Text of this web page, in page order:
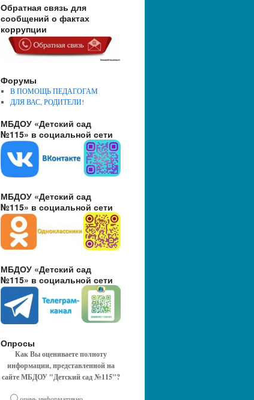
Обратная связь для
сообщений о фактах
коррупции
Форумы
В ПОМОЩЬ ПЕДАГОГАМ
ДЛЯ ВАС, РОДИТЕЛИ!
МБДОУ «Детский сад
№115» в социальной сети
МБДОУ «Детский сад
№115» в социальной сети
МБДОУ «Детский сад
№115» в социальной сети
Опросы
Как Вы оцениваете полноту
информации, представленной на
сайте МБДОУ "Детский сад №115"?